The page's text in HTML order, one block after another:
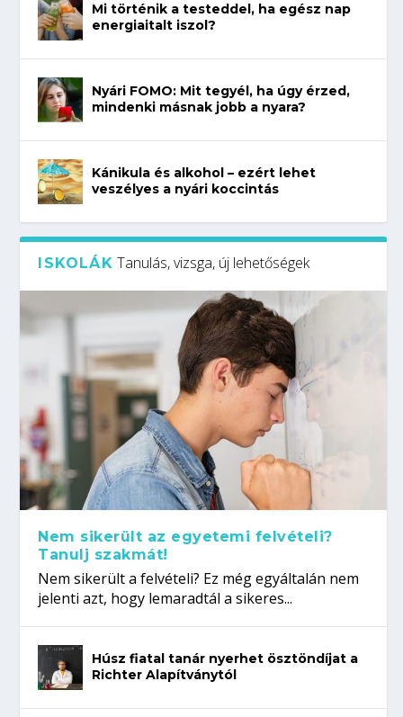
Mi történik a testeddel, ha egész nap
energiaitalt iszol?
Nyári FOMO: Mit tegyél, ha úgy érzed,
mindenki másnak jobb a nyara?
Kánikula és alkohol – ezért lehet
veszélyes a nyári koccintás
ISKOLÁK Tanulás, vizsga, új lehetőségek
Nem sikerült az egyetemi felvételi?
Tanulj szakmát!
Nem sikerült a felvételi? Ez még egyáltalán nem
jelenti azt, hogy lemaradtál a sikeres...
Húsz fiatal tanár nyerhet ösztöndíjat a
Richter Alapítványtól